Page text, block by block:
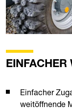
EINFACHER
Einfacher
weitöffnende